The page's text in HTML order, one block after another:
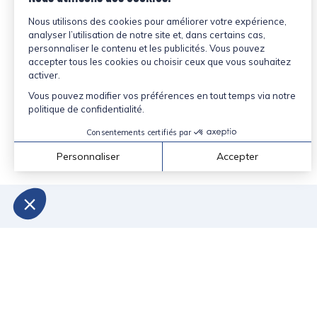
½ c. à thé d’origan séché
1 pincée de paprika fumé
½ c. à thé poivre fraîchement moulu